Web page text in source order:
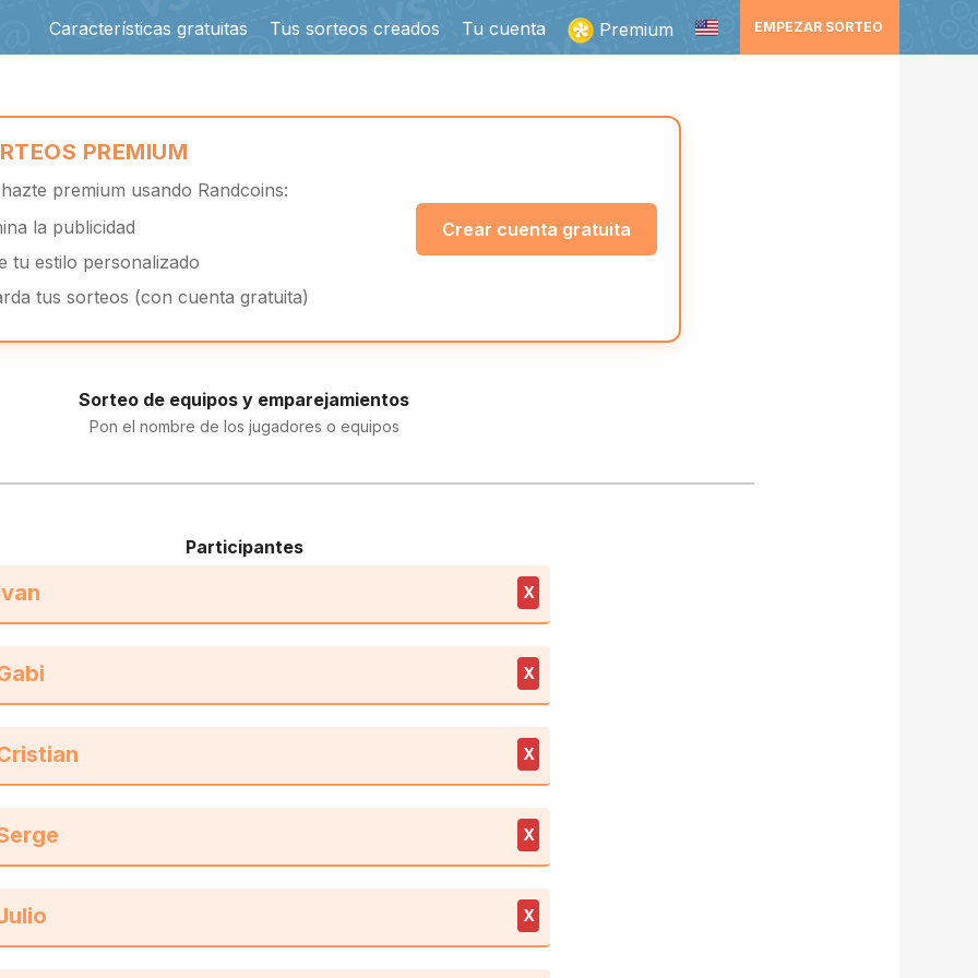
EMPEZAR SORTEO
Características gratuitas Tus sorteos creados Tu cuenta Premium
PREMIUM
premium usando Randcoins:
la publicidad
tu estilo personalizado
tus sorteos (con cuenta gratuita)
Crear cuenta gratuita
Sorteo de equipos y emparejamientos
Pon el nombre de los jugadores o equipos
Participantes
X
X
X
X
X